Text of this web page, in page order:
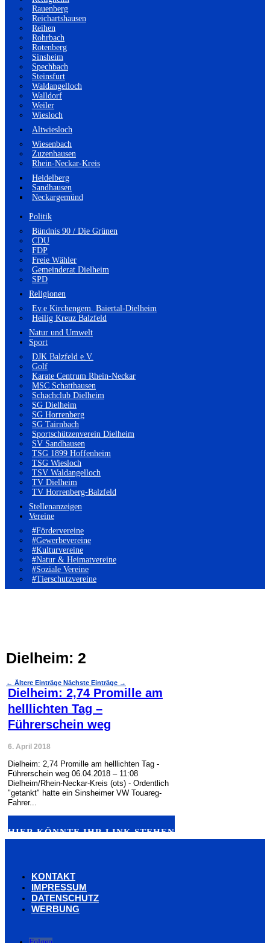
Rauenberg
Reichartshausen
Reihen
Rohrbach
Rotenberg
Sinsheim
Spechbach
Steinsfurt
Waldangelloch
Walldorf
Weiler
Wiesloch
Altwiesloch
Wiesenbach
Zuzenhausen
Rhein-Neckar-Kreis
Heidelberg
Sandhausen
Neckargemünd
Politik
Bündnis 90 / Die Grünen
CDU
FDP
Freie Wähler
Gemeinderat Dielheim
SPD
Religionen
Ev.e Kirchengem. Baiertal-Dielheim
Heilig Kreuz Balzfeld
Natur und Umwelt
Sport
DJK Balzfeld e.V.
Golf
Karate Centrum Rhein-Neckar
MSC Schatthausen
Schachclub Dielheim
SG Dielheim
SG Horrenberg
SG Tairnbach
Sportschützenverein Dielheim
SV Sandhausen
TSG 1899 Hoffenheim
TSG Wiesloch
TSV Waldangelloch
TV Dielheim
TV Horrenberg-Balzfeld
Stellenanzeigen
Vereine
#Fördervereine
#Gewerbevereine
#Kulturvereine
#Natur & Heimatvereine
#Soziale Vereine
#Tierschutzvereine
Dielheim: 2
← Ältere Einträge Nächste Einträge →
Dielheim: 2,74 Promille am
helllichten Tag –
Führerschein weg
6. April 2018
Dielheim: 2,74 Promille am helllichten Tag -
Führerschein weg 06.04.2018 – 11:08
Dielheim/Rhein-Neckar-Kreis (ots) - Ordentlich
"getankt" hatte ein Sinsheimer VW Touareg-
Fahrer...
HIER KÖNNTE IHR LINK STEHEN
KONTAKT
IMPRESSUM
DATENSCHUTZ
WERBUNG